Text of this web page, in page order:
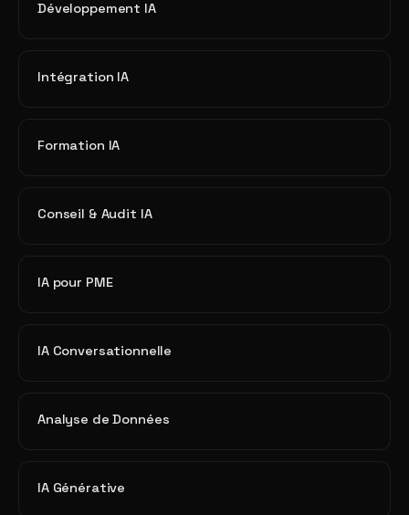
Développement IA
Intégration IA
Formation IA
Conseil & Audit IA
IA pour PME
IA Conversationnelle
Analyse de Données
IA Générative